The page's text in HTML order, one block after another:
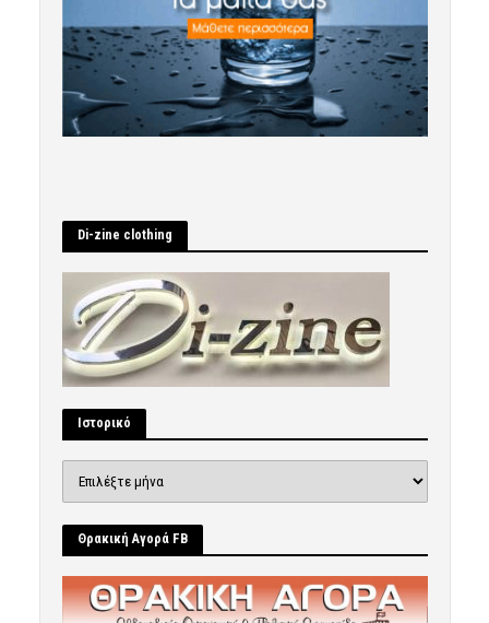
Di-zine clothing
Ιστορικό
Θρακική Αγορά FB